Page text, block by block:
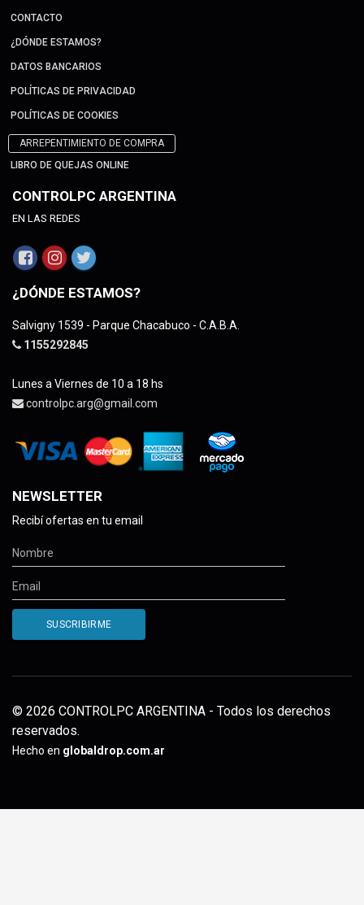
CONTACTO
¿DÓNDE ESTAMOS?
DATOS BANCARIOS
POLÍTICAS DE PRIVACIDAD
POLÍTICAS DE COOKIES
ARREPENTIMIENTO DE COMPRA
LIBRO DE QUEJAS ONLINE
CONTROLPC ARGENTINA
EN LAS REDES
¿DÓNDE ESTAMOS?
Salvigny 1539 - Parque Chacabuco - C.A.B.A.
1155292845
Lunes a Viernes de 10 a 18 hs
controlpc.arg@gmail.com
NEWSLETTER
Recibí ofertas en tu email
© 2026 CONTROLPC ARGENTINA - Todos los derechos
reservados.
Hecho en globaldrop.com.ar